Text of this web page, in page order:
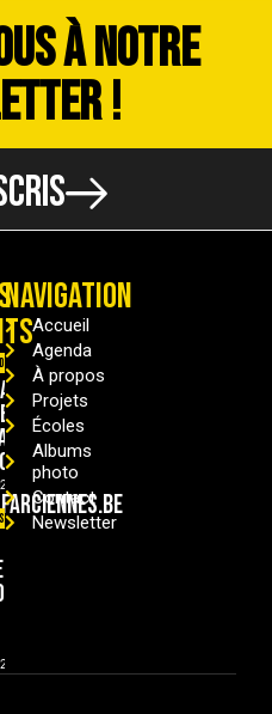
À NOTRE
!
Divers
29/08/2026
NAVIGATION
Accueil
Agenda
À propos
Projets
Écoles
Albums
photo
Contact
Newsletter